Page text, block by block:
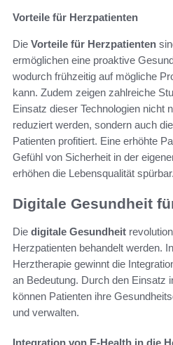
Vorteile für Herzpatienten
Die Vorteile für Herzpatienten
ermöglichen eine proaktive
wodurch frühzeitig auf mögliche
kann. Zudem zeigen zahlreiche
Einsatz dieser Technologien nicht
reduziert werden, sondern auch
Patienten profitiert. Eine erhöhte
Gefühl von Sicherheit in der
erhöhen die Lebensqualität spürbar.
Digitale Gesundheit
Die digitale Gesundheit
Herzpatienten behandelt werden.
Herztherapie gewinnt die
an Bedeutung. Durch den Einsatz
können Patienten ihre
und verwalten.
Integration von E-Health in die